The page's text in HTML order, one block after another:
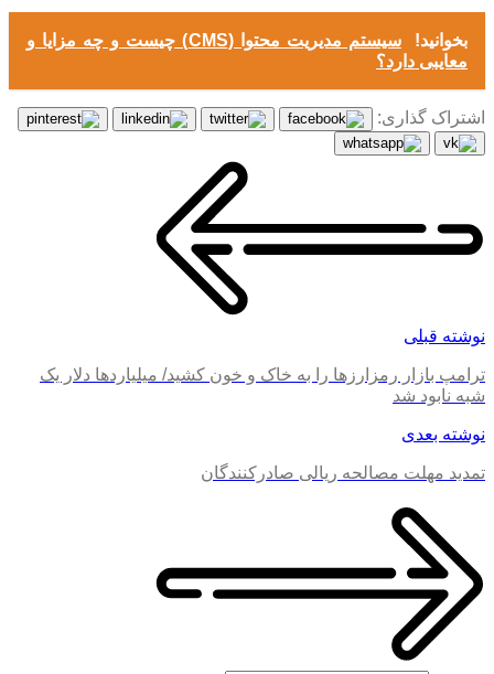
بخوانید!
سیستم مدیریت محتوا (CMS) چیست و چه مزایا و
معایبی دارد؟
اشتراک گذاری:
نوشته قبلی
ترامپ بازار رمزارز‌ها را به خاک و خون کشید/ میلیاردها دلار یک
شبه نابود شد
نوشته بعدی
تمدید مهلت مصالحه ریالی صادرکنندگان